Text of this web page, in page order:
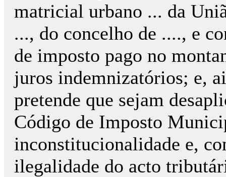
matricial urbano ... da
..., do concelho de ...., e
de imposto pago no
juros indemnizatórios; e,
pretende que sejam
Código de Imposto
inconstitucionalidade e,
ilegalidade do acto